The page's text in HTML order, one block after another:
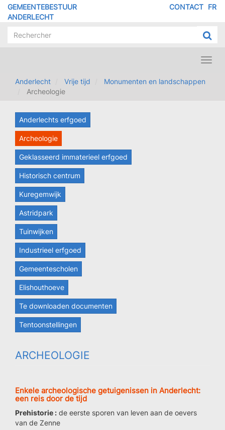
Overslaan
GEMEENTEBESTUUR
ANDERLECHT
FR
CONTACT
Anderlecht
Vrije tijd
Monumenten en landschappen
Archeologie
Anderlechts erfgoed
Archeologie
Geklasseerd immaterieel erfgoed
Historisch centrum
Kuregemwijk
Astridpark
Tuinwijken
Industrieel erfgoed
Gemeentescholen
Elishouthoeve
Te downloaden documenten
Tentoonstellingen
ARCHEOLOGIE
Enkele archeologische getuigenissen in Anderlecht:
een reis door de tijd
Prehistorie : de eerste sporen van leven aan de oevers
van de Zenne